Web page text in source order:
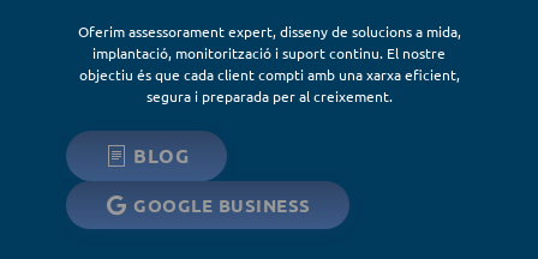
Oferim assessorament expert, disseny de solucions a mida,
implantació, monitorització i suport continu. El nostre
objectiu és que cada client compti amb una xarxa eficient,
segura i preparada per al creixement.
BLOG
GOOGLE BUSINESS